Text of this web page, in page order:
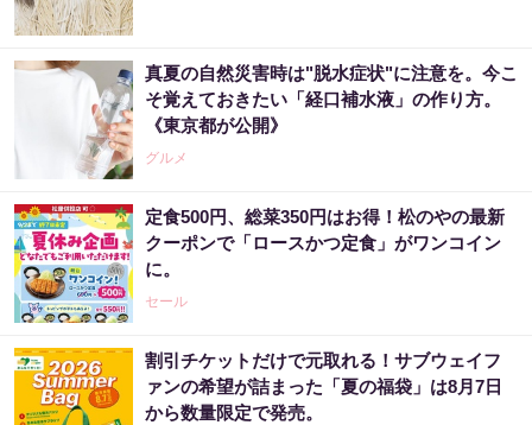
真夏の自然災害時は"脱水症状"に注意を。今こ
そ覚えておきたい「経口補水液」の作り方。
《東京都が公開》
グルメ
定食500円、総菜350円はお得！松のやの最新
クーポンで「ロースかつ定食」がワンコイン
に。
セール
割引チケットだけで元取れる！サブウェイフ
ァンの希望が詰まった「夏の福袋」は8月7日
から数量限定で発売。